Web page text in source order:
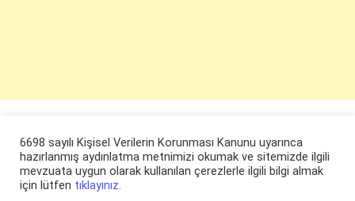
6698 sayılı Kişisel Verilerin Korunması Kanunu uyarınca
hazırlanmış aydınlatma metnimizi okumak ve sitemizde ilgili
mevzuata uygun olarak kullanılan çerezlerle ilgili bilgi almak
için lütfen tıklayınız.